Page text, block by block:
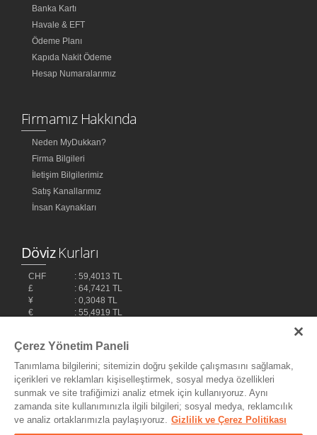
Banka Kartı
Havale & EFT
Ödeme Planı
Kapıda Nakit Ödeme
Hesap Numaralarımız
Firmamız Hakkında
Neden MyDukkan?
Firma Bilgileri
İletişim Bilgilerimiz
Satış Kanallarımız
İnsan Kaynakları
DövizKurları
CHF
: 59,4013 TL
£
: 64,7421 TL
¥
: 0,3048 TL
€
: 55,4919 TL
Çerez Yönetim Paneli
Tanımlama bilgilerini; sitemizin doğru şekilde çalışmasını sağlamak,
içerikleri ve reklamları kişiselleştirmek, sosyal medya özellikleri
sunmak ve site trafiğimizi analiz etmek için kullanıyoruz. Aynı
zamanda site kullanımınızla ilgili bilgileri; sosyal medya, reklamcılık
ve analiz ortaklarımızla paylaşıyoruz. Gizlilik ve Çerez Politikası